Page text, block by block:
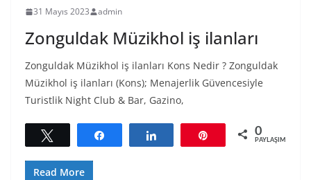
31 Mayıs 2023 admin
Zonguldak Müzikhol iş ilanları
Zonguldak Müzikhol iş ilanları Kons Nedir ? Zonguldak
Müzikhol iş ilanları (Kons); Menajerlik Güvencesiyle
Turistlik Night Club & Bar, Gazino,
Tweetle 0
PAYLAŞIMLAR
Read More